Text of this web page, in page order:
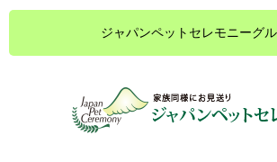
ジャパンペットセレモニーグ